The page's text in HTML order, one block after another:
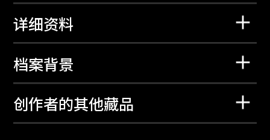
详细资料
档案背景
创作者的其他藏品